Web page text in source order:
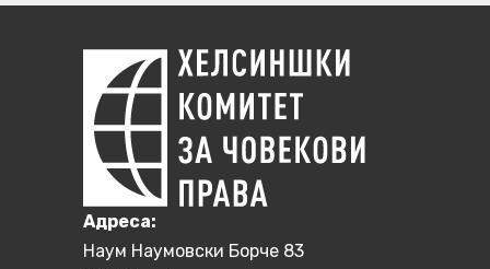
Aдреса:
Наум Наумовски Борче 83